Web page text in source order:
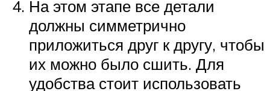
На этом этапе все детали
должны симметрично
приложиться друг к другу, чтобы
их можно было сшить. Для
удобства стоит использовать